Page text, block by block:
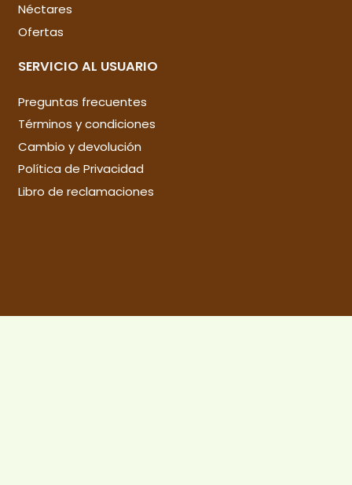
Néctares
Ofertas
SERVICIO AL USUARIO
Preguntas frecuentes
Términos y condiciones
Cambio y devolución
Política de Privacidad
Libro de reclamaciones